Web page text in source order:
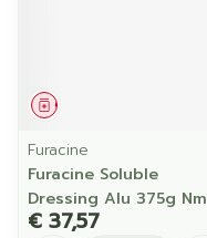
Geneesmiddel
Furacine
Furacine Soluble
Dressing Alu 375g Nm
€ 37,57